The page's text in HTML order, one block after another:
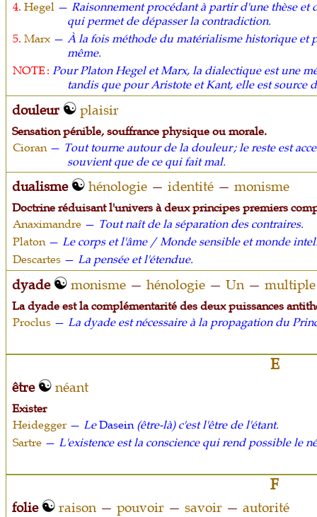
4. Hegel — Raisonnement procédant à partir d'une thèse et
qui permet de dépasser la contradiction.
5. Marx— À la fois méthode du matérialisme historique et
même.
NOTE : Pour Platon Hegel et Marx, la dialectique est une
tandis que pour Aristote et Kant, elle est source
douleur plaisir
Sensation pénible, souffrance physique ou morale.
Cioran— Tout tourne autour de la douleur ; le reste est
souvient que de ce qui fait mal.
dualisme hénologie — identité — monisme
Doctrine réduisant l'univers à deux principes premiers
Anaximandre— Tout naît de la séparation des contraires.
Platon— Le corps et l'âme / Monde sensible et monde
Descartes— La pensée et l'étendue.
dyade monisme — hénologie — Un — multiple
La dyade est la complémentarité des deux puissances
Proclus— La dyade est nécessaire à la propagation du
E
être néant
Exister
Heidegger— LeDasein (être-là) c'est l'être de l'étant.
Sartre— L'existence est la conscience qui rend possible le
F
folie raison — pouvoir — savoir — autorité